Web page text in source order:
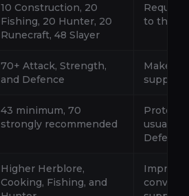
10 Construction, 20
Fishing, 20 Hunter, 20
Runecraft, 48 Slayer
to the
70+ Attack, Strength,
and Defence
Makes
supply
43 minimum, 70
strongly recommended
usual,
Defence
Higher Herblore,
Cooking, Fishing, and